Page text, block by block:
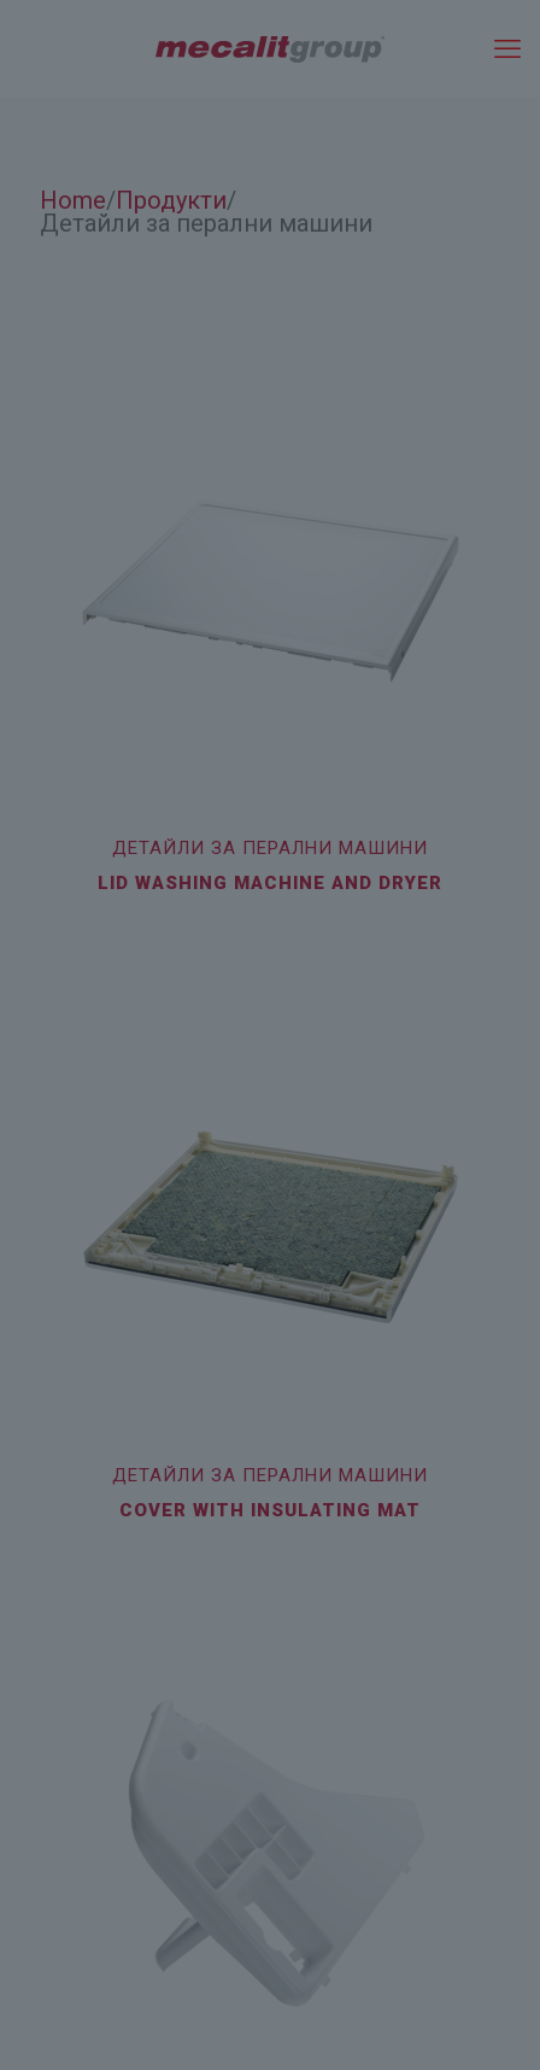
Home/Продукти/
Детайли за перални машини
ДЕТАЙЛИ ЗА ПЕРАЛНИ МАШИНИ
LID WASHING MACHINE AND DRYER
ДЕТАЙЛИ ЗА ПЕРАЛНИ МАШИНИ
COVER WITH INSULATING MAT